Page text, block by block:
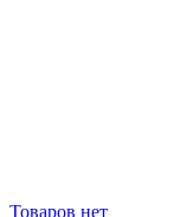
Товаров нет